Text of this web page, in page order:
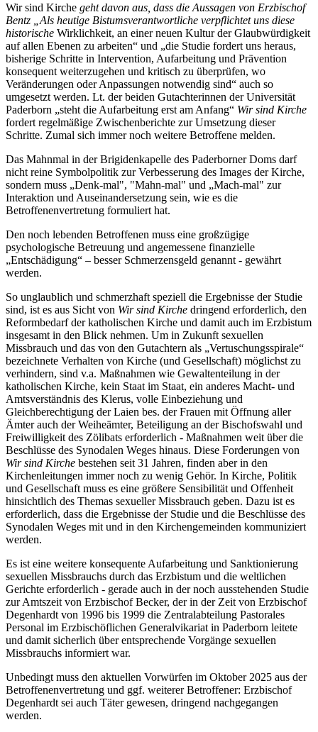
Wir sind Kirche geht davon aus, dass die Aussagen von Erzbischof
Bentz „Als heutige Bistumsverantwortliche verpflichtet uns diese
historische Wirklichkeit, an einer neuen Kultur der Glaubwürdigkeit
auf allen Ebenen zu arbeiten“ und „die Studie fordert uns heraus,
bisherige Schritte in Intervention, Aufarbeitung und Prävention
konsequent weiterzugehen und kritisch zu überprüfen, wo
Veränderungen oder Anpassungen notwendig sind“ auch so
umgesetzt werden. Lt. der beiden Gutachterinnen der Universität
Paderborn „steht die Aufarbeitung erst am Anfang“ Wir sind Kirche
fordert regelmäßige Zwischenberichte zur Umsetzung dieser
Schritte. Zumal sich immer noch weitere Betroffene melden.
Das Mahnmal in der Brigidenkapelle des Paderborner Doms darf
nicht reine Symbolpolitik zur Verbesserung des Images der Kirche,
sondern muss „Denk-mal", "Mahn-mal" und „Mach-mal" zur
Interaktion und Auseinandersetzung sein, wie es die
Betroffenenvertretung formuliert hat.
Den noch lebenden Betroffenen muss eine großzügige
psychologische Betreuung und angemessene finanzielle
„Entschädigung“ – besser Schmerzensgeld genannt - gewährt
werden.
So unglaublich und schmerzhaft speziell die Ergebnisse der Studie
sind, ist es aus Sicht von Wir sind Kirche dringend erforderlich, den
Reformbedarf der katholischen Kirche und damit auch im Erzbistum
insgesamt in den Blick nehmen. Um in Zukunft sexuellen
Missbrauch und das von den Gutachtern als „Vertuschungsspirale“
bezeichnete Verhalten von Kirche (und Gesellschaft) möglichst zu
verhindern, sind v.a. Maßnahmen wie Gewaltenteilung in der
katholischen Kirche, kein Staat im Staat, ein anderes Macht- und
Amtsverständnis des Klerus, volle Einbeziehung und
Gleichberechtigung der Laien bes. der Frauen mit Öffnung aller
Ämter auch der Weiheämter, Beteiligung an der Bischofswahl und
Freiwilligkeit des Zölibats erforderlich - Maßnahmen weit über die
Beschlüsse des Synodalen Weges hinaus. Diese Forderungen von
Wir sind Kirche bestehen seit 31 Jahren, finden aber in den
Kirchenleitungen immer noch zu wenig Gehör. In Kirche, Politik
und Gesellschaft muss es eine größere Sensibilität und Offenheit
hinsichtlich des Themas sexueller Missbrauch geben. Dazu ist es
erforderlich, dass die Ergebnisse der Studie und die Beschlüsse des
Synodalen Weges mit und in den Kirchengemeinden kommuniziert
werden.
Es ist eine weitere konsequente Aufarbeitung und Sanktionierung
sexuellen Missbrauchs durch das Erzbistum und die weltlichen
Gerichte erforderlich - gerade auch in der noch ausstehenden Studie
zur Amtszeit von Erzbischof Becker, der in der Zeit von Erzbischof
Degenhardt von 1996 bis 1999 die Zentralabteilung Pastorales
Personal im Erzbischöflichen Generalvikariat in Paderborn leitete
und damit sicherlich über entsprechende Vorgänge sexuellen
Missbrauchs informiert war.
Unbedingt muss den aktuellen Vorwürfen im Oktober 2025 aus der
Betroffenenvertretung und ggf. weiterer Betroffener: Erzbischof
Degenhardt sei auch Täter gewesen, dringend nachgegangen
werden.